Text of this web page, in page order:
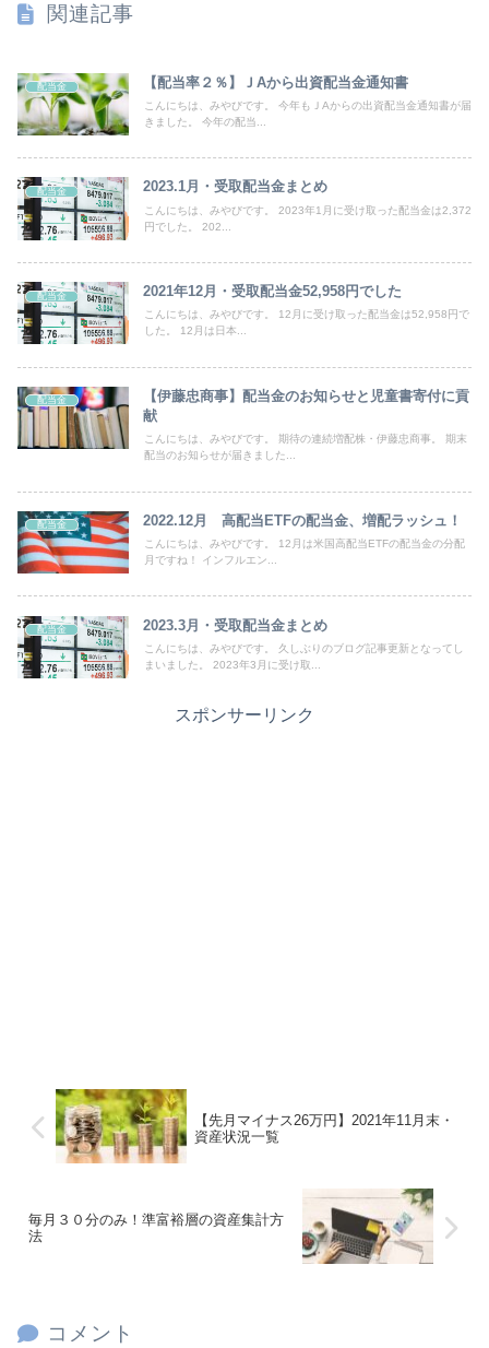
関連記事
配当金 【配当率２％】ＪAから出資配当金通知書
こんにちは、みやびです。 今年もＪAからの出資配当金通知書が届
きました。 今年の配当...
配当金 2023.1月・受取配当金まとめ
こんにちは、みやびです。 2023年1月に受け取った配当金は2,372
円でした。 202...
配当金 2021年12月・受取配当金52,958円でした
こんにちは、みやびです。 12月に受け取った配当金は52,958円で
した。 12月は日本...
配当金
【伊藤忠商事】配当金のお知らせと児童書寄付に貢
献
こんにちは、みやびです。 期待の連続増配株・伊藤忠商事。 期末
配当のお知らせが届きました...
配当金 2022.12月 高配当ETFの配当金、増配ラッシュ！
こんにちは、みやびです。 12月は米国高配当ETFの配当金の分配
月ですね！ インフルエン...
配当金 2023.3月・受取配当金まとめ
こんにちは、みやびです。 久しぶりのブログ記事更新となってし
まいました。 2023年3月に受け取...
スポンサーリンク
【先月マイナス26万円】2021年11月末・
資産状況一覧
毎月３０分のみ！準富裕層の資産集計方
法
コメント